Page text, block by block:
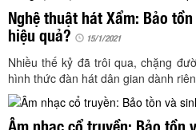
Sân khấu
Thiếu nhi
Kết nối VOV6
Nghệ thuật hát Xẩm: Bảo
hiệu quả? 15/1/2021
Nhiều thế kỷ đã trôi qua, chặng
hình thức đàn hát dân gian dành
Âm nhạc cổ truyền: Bảo tồn